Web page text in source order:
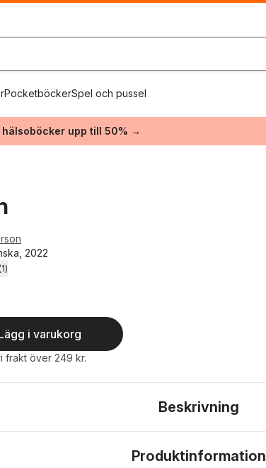
PocketböckerSpel och pussel
hälsoböcker upp till 50% →
2022
Totalt antal röster:
(1)
i varukorg
frakt över 249 kr.
Beskrivning
Produktinformation